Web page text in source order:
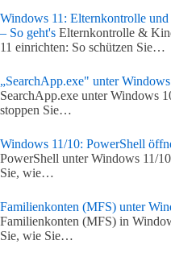
Windows 11: Elternkontrolle
– So geht's Elternkontrolle &
11 einrichten: So schützen Sie…
„SearchApp.exe" unter
SearchApp.exe unter Windows
stoppen Sie…
Windows 11/10: PowerShell
PowerShell unter Windows 11/
Sie, wie…
Familienkonten (MFS) unter
Familienkonten (MFS) in
Sie, wie Sie…